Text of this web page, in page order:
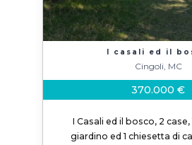
I casali ed il
Cingoli, MC
370.000 €
I Casali ed il bosco, 2 case,
giardino ed 1 chiesetta di